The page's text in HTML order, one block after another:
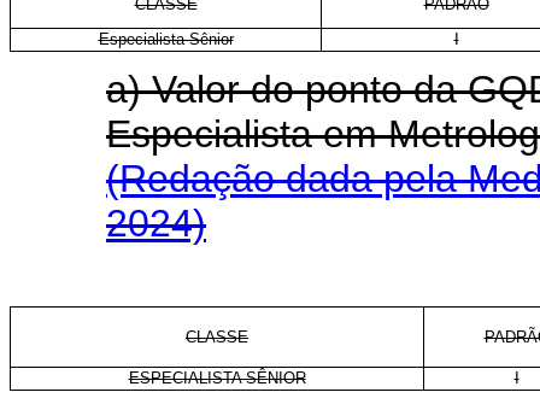
CLASSE
PADRÃO
Especialista Sênior
I
a) Valor do ponto da
Especialista em
(Redação dada pela
2024)
CLASSE
ESPECIALISTA SÊNIOR I